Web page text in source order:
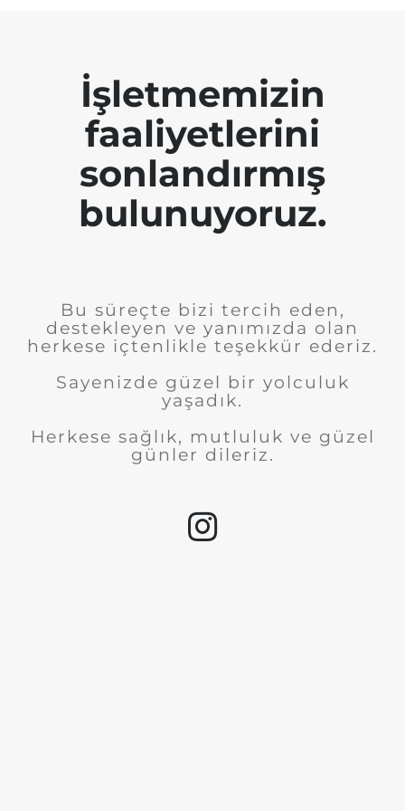
İşletmemizin
faaliyetlerini
sonlandırmış
bulunuyoruz.
Bu süreçte bizi tercih eden,
destekleyen ve yanımızda olan
herkese içtenlikle teşekkür ederiz.
Sayenizde güzel bir yolculuk
yaşadık.
Herkese sağlık, mutluluk ve güzel
günler dileriz.